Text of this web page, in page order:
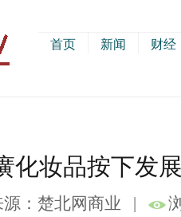
首页 新闻 财经
化妆品按下发
源：楚北网商业 |